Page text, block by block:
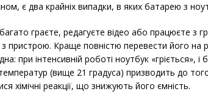
є два крайніх випадки, в яких батарею з
граєте, редагуєте відео або працюєте з
пристрою. Краще повністю перевести його на
при інтенсивній роботі ноутбук «гріється»,
(вище 21 градуса) призводить до
хімічні реакції, що знижують його ємність.